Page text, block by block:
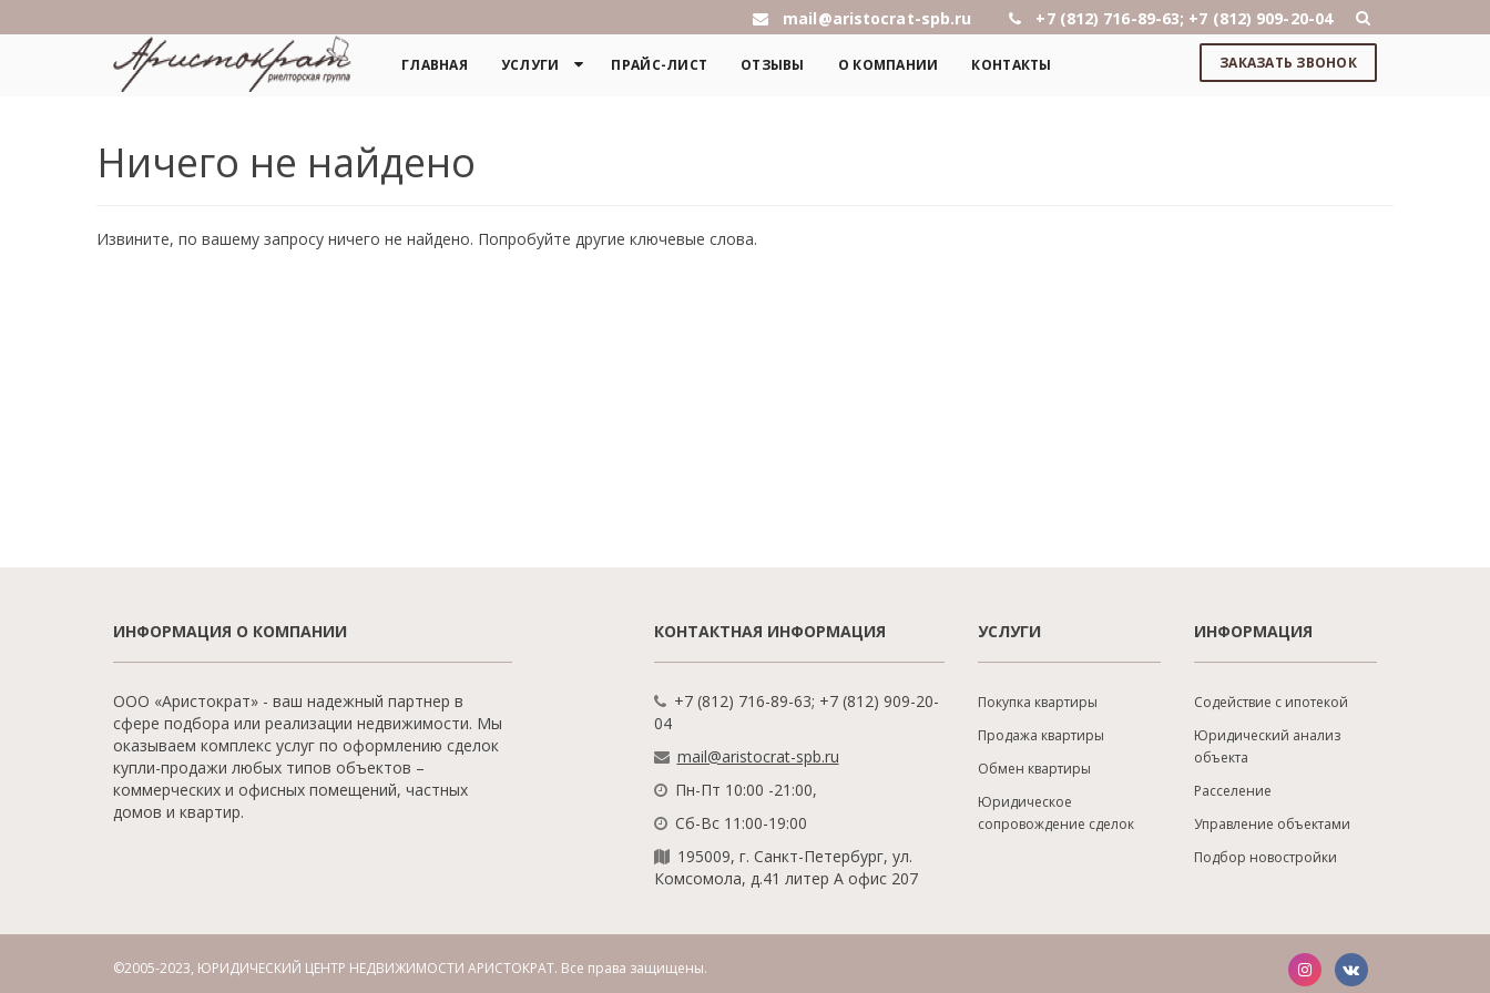
mail@aristocrat-spb.ru +7 (812) 716-89-63; +7 (812) 909-20-04
ГЛАВНАЯ УСЛУГИ ПРАЙС-ЛИСТ ОТЗЫВЫ О КОМПАНИИ КОНТАКТЫ ЗАКАЗАТЬ ЗВОНОК
Ничего не найдено
Извините, по вашему запросу ничего не найдено. Попробуйте другие ключевые слова.
ИНФОРМАЦИЯ О КОМПАНИИ
ООО «Аристократ» - ваш надежный партнер в
сфере подбора или реализации недвижимости. Мы
оказываем комплекс услуг по оформлению сделок
купли-продажи любых типов объектов –
коммерческих и офисных помещений, частных
домов и квартир.
КОНТАКТНАЯ ИНФОРМАЦИЯ
+7 (812) 716-89-63; +7 (812) 909-20-
04
mail@aristocrat-spb.ru
Пн-Пт 10:00 -21:00,
Сб-Вс 11:00-19:00
195009, г. Санкт-Петербург, ул.
Комсомола, д.41 литер А офис 207
УСЛУГИ
Покупка квартиры
Продажа квартиры
Обмен квартиры
Юридическое
сопровождение сделок
ИНФОРМАЦИЯ
Содействие с ипотекой
Юридический анализ
объекта
Расселение
Управление объектами
Подбор новостройки
©2005-2023, ЮРИДИЧЕСКИЙ ЦЕНТР НЕДВИЖИМОСТИ АРИСТОКРАТ. Все права защищены.